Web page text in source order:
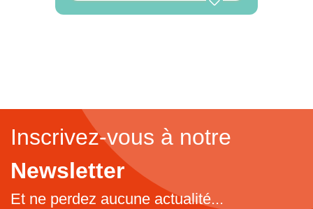
Inscrivez-vous à notre
Newsletter
Et ne perdez aucune actualité...